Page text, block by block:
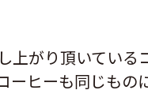
上がり頂いてい
ヒーも同じもの